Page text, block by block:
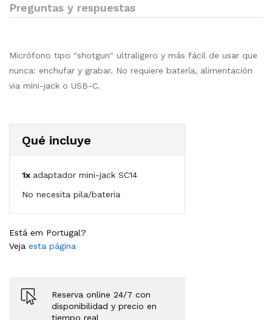
Preguntas y respuestas
Micrófono tipo "shotgun" ultraligero y más fácil de usar que
nunca: enchufar y grabar. No requiere batería, alimentación
via mini-jack o USB-C.
Reserva online 24/7 con
disponibilidad y precio en
tiempo real
Está em Portugal?
Veja esta página
Qué incluye
1x adaptador mini-jack SC14
No necesita pila/bateria